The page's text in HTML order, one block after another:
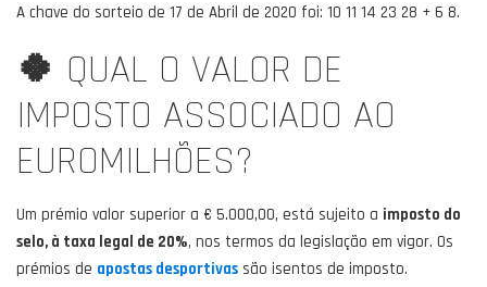
A chave do sorteio de 17 de Abril de 2020 foi: 10 11 14 23 28 + 6 8.
🍀 QUAL O VALOR DE
IMPOSTO ASSOCIADO AO
EUROMILHÕES?
Um prémio valor superior a € 5.000,00, está sujeito a imposto do
selo, à taxa legal de 20%, nos termos da legislação em vigor. Os
prémios de apostas desportivas são isentos de imposto.